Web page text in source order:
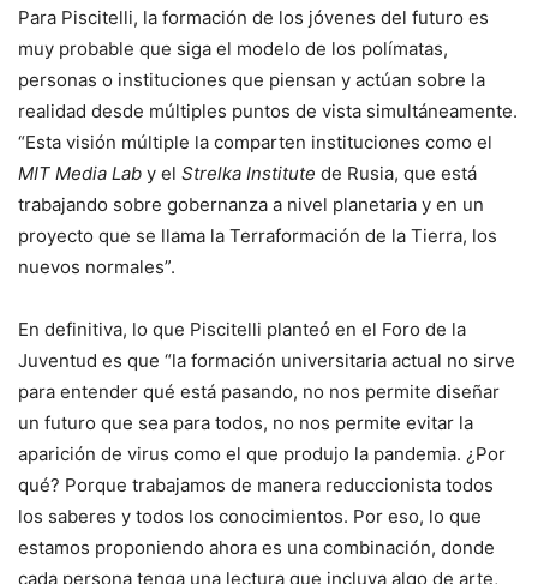
Para Piscitelli, la formación de los jóvenes del futuro es
muy probable que siga el modelo de los polímatas,
personas o instituciones que piensan y actúan sobre la
realidad desde múltiples puntos de vista simultáneamente.
“Esta visión múltiple la comparten instituciones como el
MIT Media Lab y el Strelka Institute de Rusia, que está
trabajando sobre gobernanza a nivel planetaria y en un
proyecto que se llama la Terraformación de la Tierra, los
nuevos normales”.
En definitiva, lo que Piscitelli planteó en el Foro de la
Juventud es que “la formación universitaria actual no sirve
para entender qué está pasando, no nos permite diseñar
un futuro que sea para todos, no nos permite evitar la
aparición de virus como el que produjo la pandemia. ¿Por
qué? Porque trabajamos de manera reduccionista todos
los saberes y todos los conocimientos. Por eso, lo que
estamos proponiendo ahora es una combinación, donde
cada persona tenga una lectura que incluya algo de arte,